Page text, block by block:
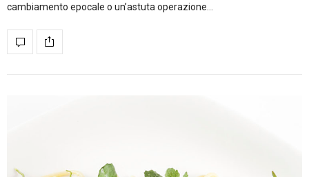
cambiamento epocale o un’astuta operazione…